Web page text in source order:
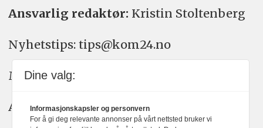
Ansvarlig redaktør: Kristin Stoltenberg
Nyhetstips: tips@kom24.no
Meninger: meninger@kom24.no
Annonse: annonse@watchmedia.no
Dine valg:
Informasjonskapsler og personvern
For å gi deg relevante annonser på vårt nettsted bruker vi